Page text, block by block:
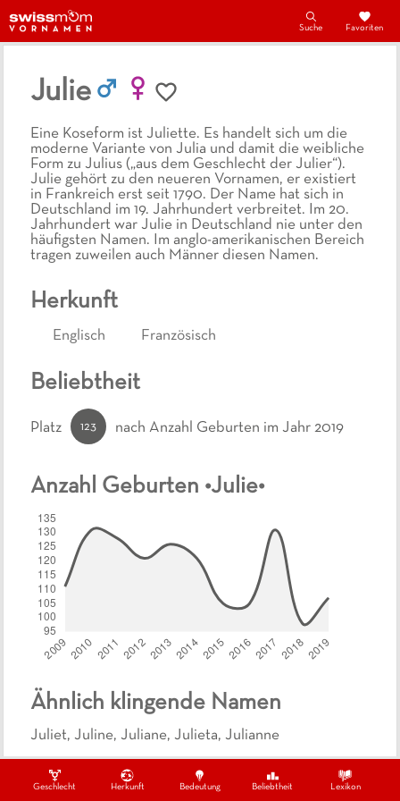
Geschlecht Herkunft Bedeutung Beliebtheit Lexikon
Suche Favoriten
Julie
Eine Koseform ist Juliette. Es handelt sich um die
moderne Variante von Julia und damit die weibliche
Form zu Julius („aus dem Geschlecht der Julier“).
Julie gehört zu den neueren Vornamen, er existiert
in Frankreich erst seit 1790. Der Name hat sich in
Deutschland im 19. Jahrhundert verbreitet. Im 20.
Jahrhundert war Julie in Deutschland nie unter den
häufigsten Namen. Im anglo-amerikanischen Bereich
tragen zuweilen auch Männer diesen Namen.
Herkunft
Englisch Französisch
Ähnlich klingende Namen
Juliet, Juline, Juliane, Julieta, Julianne
Ähnliche Namen
Beliebtheit
Platz 123 nach Anzahl Geburten im Jahr 2019
Anzahl Geburten •Julie•